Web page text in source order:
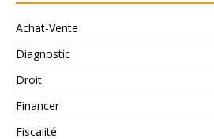
Achat-Vente
Diagnostic
Droit
Financer
Fiscalité